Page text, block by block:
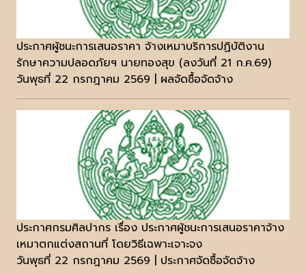
ประกาศผู้ชนะการเสนอราคา จ้างเหมาบริการปฏิบัติงาน
รักษาความปลอดภัยฯ นายทองสุข (ลงวันที่ 21 ก.ค.69)
วันพุธที่ 22 กรกฎาคม 2569 | ผลจัดซื้อจัดจ้าง
ประกาศกรมศิลปากร เรื่อง ประกาศผู้ชนะการเสนอราคาจ้าง
เหมาตกแต่งสถานที่ โดยวิธีเฉพาะเจาะจง
วันพุธที่ 22 กรกฎาคม 2569 | ประกาศจัดซื้อจัดจ้าง